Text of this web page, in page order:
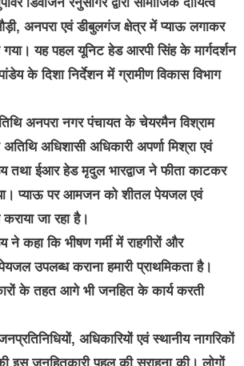
अनपरा एवं डीबुलगंज क्षेत्र में प्याऊ लगाकर
गया। यह पहल यूनिट हेड आरपी सिंह के मार्गदर्शन
के दिशा निर्देशन में ग्रामीण विकास विभाग
अनपरा नगर पंचायत के चेयरमैन विश्राम
अधिशासी अधिकारी अपर्णा मिश्रा एवं
तथा ईआर हेड मृदुल भारद्वाज ने फीता काटकर
प्याऊ पर आमजन को शीतल पेयजल एवं
जा रहा है।
कहा कि भीषण गर्मी में राहगीरों और
उपलब्ध कराना हमारी प्राथमिकता है।
के तहत आगे भी जनहित के कार्य करती
अधिकारियों एवं स्थानीय नागरिकों